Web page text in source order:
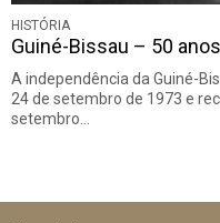
HISTÓRIA
Guiné-Bissau – 50
A independência da Guiné-
24 de setembro de 1973 e
setembro…